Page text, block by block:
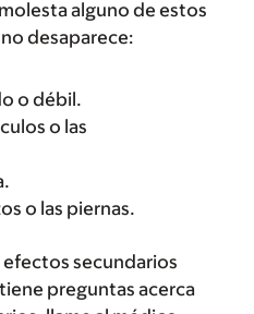
alguno de estos
desaparece:
o débil.
o las
o las piernas.
secundarios
preguntas acerca